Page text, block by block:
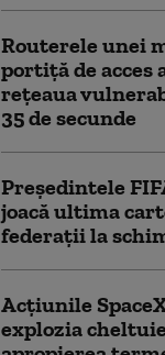
Routerele unei
portiță de acces
rețeaua
35 de secunde
Președintele
joacă ultima
federații la
Acţiunile
explozia